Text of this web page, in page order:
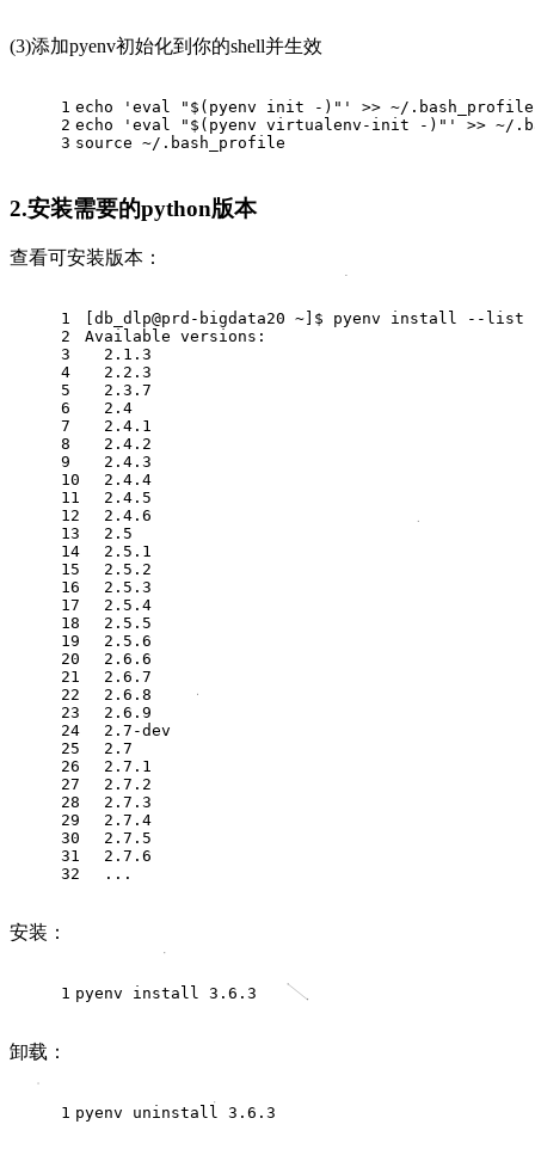
(3)添加pyenv初始化到你的shell并生效
1
2
3
echo 'eval "$(pyenv init -)"'
>> ~/.bash_profile
echo
'eval "$(pyenv virtualenv-init -)"'
>> ~/
source ~/.bash_profile
2.安装需要的python版本
查看可安装版本：
1
2
3
4
5
6
7
8
9
10
11
12
13
14
15
16
17
18
19
20
21
22
23
24
25
26
27
28
29
30
31
32
[db_dlp@prd-bigdata20 ~]$ pyenv install --list
Available versions:
  2.1.3
  2.2.3
  2.3.7
  2.4
  2.4.1
  2.4.2
  2.4.3
  2.4.4
  2.4.5
  2.4.6
  2.5
  2.5.1
  2.5.2
  2.5.3
  2.5.4
  2.5.5
  2.5.6
  2.6.6
  2.6.7
  2.6.8
  2.6.9
  2.7-dev
  2.7
  2.7.1
  2.7.2
  2.7.3
  2.7.4
  2.7.5
  2.7.6
  ...
安装：
1 pyenv install 3.6.3
卸载：
1 pyenv uninstall 3.6.3